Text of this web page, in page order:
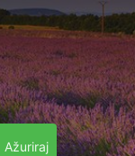
Ažuriraj